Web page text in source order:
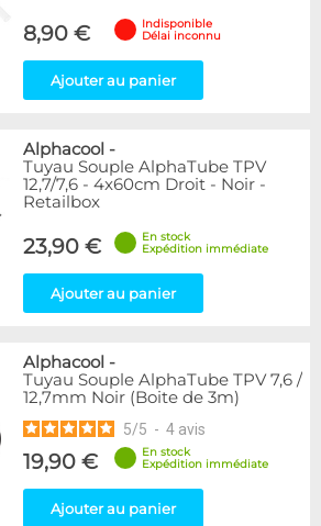
8,90 €
Indisponible
Délai inconnu
Ajouter au panier
Alphacool -
Tuyau Souple AlphaTube TPV
12,7/7,6 - 4x60cm Droit - Noir -
Retailbox
23,90 €
En stock
Expédition immédiate
Ajouter au panier
Alphacool -
Tuyau Souple AlphaTube TPV 7,6 /
12,7mm Noir (Boite de 3m)
5/5 - 4 avis
19,90 €
En stock
Expédition immédiate
Ajouter au panier